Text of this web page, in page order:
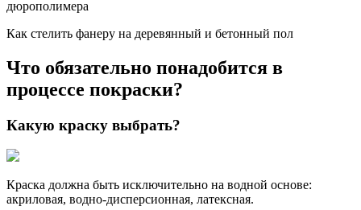
дюрополимера
Как стелить фанеру на деревянный и бетонный пол
Что обязательно понадобится в
процессе покраски?
Какую краску выбрать?
Краска должна быть исключительно на водной основе:
акриловая, водно-дисперсионная, латексная.